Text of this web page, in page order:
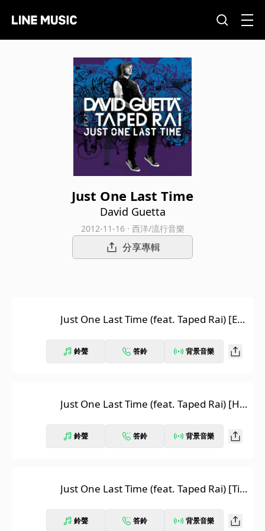
Just One Last Time
David Guetta
2012-11-16 · 西洋/流行音樂
分享專輯
Just One Last Time (feat. Taped Rai) [Ext
鈴聲 答鈴 背景音樂
Just One Last Time (feat. Taped Rai) [Ha
鈴聲 答鈴 背景音樂
Just One Last Time (feat. Taped Rai) [Tie
鈴聲 答鈴 背景音樂